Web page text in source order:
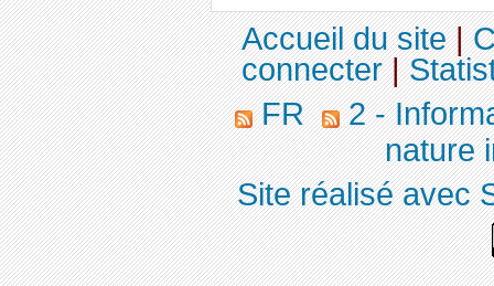
Accueil du site|
connecter|
FR
2 -
nature
Site réalisé avec